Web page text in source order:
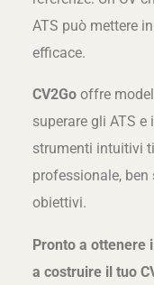
ATS può mettere
efficace.
CV2Gooffre
superare gli ATS e
strumenti intuitivi
professionale,
obiettivi.
Pronto a ottenere
a costruire il tuo